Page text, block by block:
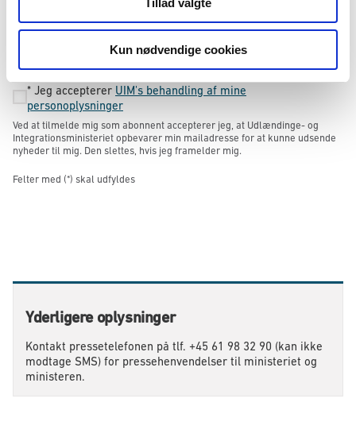
Tillad valgte
Kun nødvendige cookies
* Jeg accepterer UIM's behandling af mine
personoplysninger
Ved at tilmelde mig som abonnent accepterer jeg, at Udlændinge- og
Integrationsministeriet opbevarer min mailadresse for at kunne udsende
nyheder til mig. Den slettes, hvis jeg framelder mig.
Felter med (*) skal udfyldes
Yderligere oplysninger
Kontakt pressetelefonen på tlf. +45 61 98 32 90 (kan ikke
modtage SMS) for pressehenvendelser til ministeriet og
ministeren.